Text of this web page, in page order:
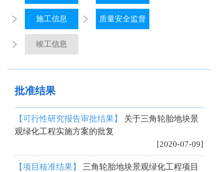
施工信息 质量安全监督
竣工信息
批准结果
【可行性研究报告审批结果】 关于三角轮胎地块景
观绿化工程实施方案的批复
[2020-07-09]
【项目核准结果】 三角轮胎地块景观绿化工程项目